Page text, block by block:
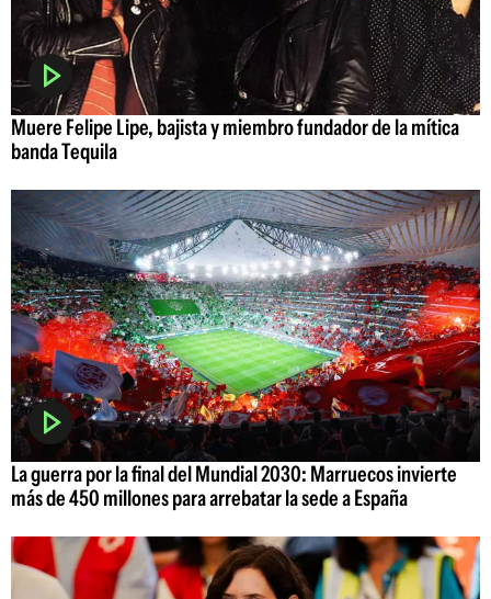
Muere Felipe Lipe, bajista y miembro fundador de la mítica
banda Tequila
La guerra por la final del Mundial 2030: Marruecos invierte
más de 450 millones para arrebatar la sede a España